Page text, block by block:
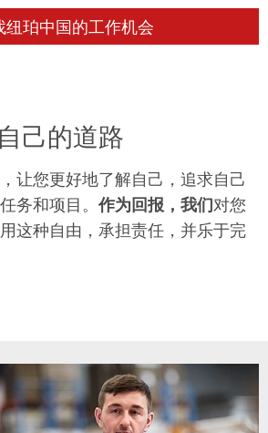
纽珀中国的工作机会
己的道路
让您更好地了解自己，追求自己
务和项目。 作为回报，我们对您
这种自由，承担责任，并乐于完